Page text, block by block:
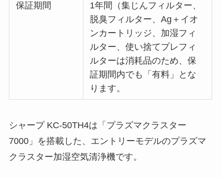
保証期間
1年間（集じんフィルター、
脱臭フィルター、Ag＋イオ
ンカートリッジ、加湿フィ
ルター、使い捨てプレフィ
ルターは消耗品のため、保
証期間内でも「有料」とな
ります。
シャープ KC-50TH4は「プラズマクラスター
7000」を搭載した、エントリーモデルのプラズマ
クラスター加湿空気清浄機です。